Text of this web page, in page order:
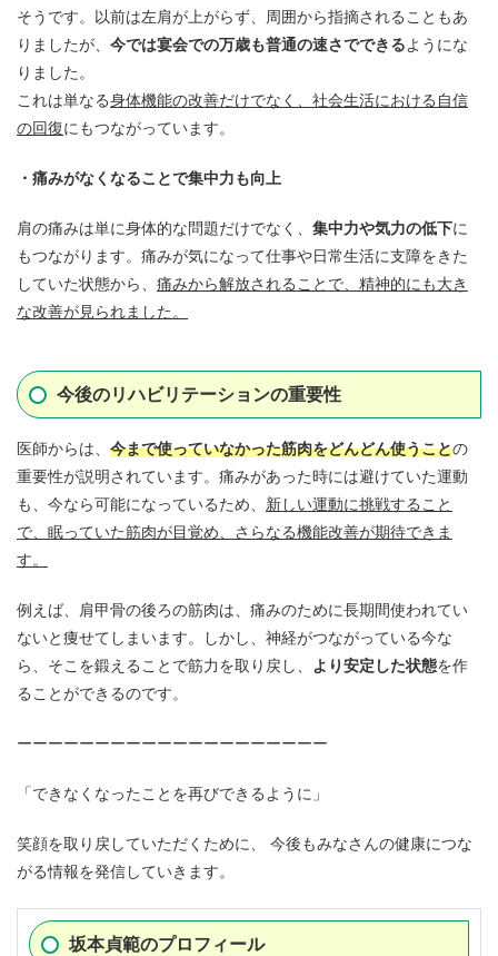
そうです。以前は左肩が上がらず、周囲から指摘されることもあ
りましたが、 今では宴会での万歳も普通の速さでできるようにな
りました。
これは単なる身体機能の改善だけでなく、社会生活における自信
の回復にもつながっています。
・痛みがなくなることで集中力も向上
肩の痛みは単に身体的な問題だけでなく、 集中力や気力の低下に
もつながります。痛みが気になって仕事や日常生活に支障をきた
していた状態から、 痛みから解放されることで、精神的にも大き
な改善が見られました。
今後のリハビリテーションの重要性
医師からは、 今まで使っていなかった筋肉をどんどん使うことの
重要性が説明されています。痛みがあった時には避けていた運動
も、今なら可能になっているため、 新しい運動に挑戦すること
で、眠っていた筋肉が目覚め、さらなる機能改善が期待できま
す。
例えば、肩甲骨の後ろの筋肉は、痛みのために長期間使われてい
ないと痩せてしまいます。しかし、神経がつながっている今な
ら、そこを鍛えることで筋力を取り戻し、
より安定した状態を作
ることができるのです。
ーーーーーーーーーーーーーーーーーーーー
「できなくなったことを再びできるように」
笑顔を取り戻していただくために、 今後もみなさんの健康につな
がる情報を発信していきます。
坂本貞範のプロフィール